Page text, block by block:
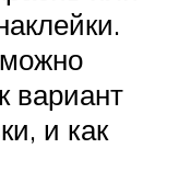
вариант
и как